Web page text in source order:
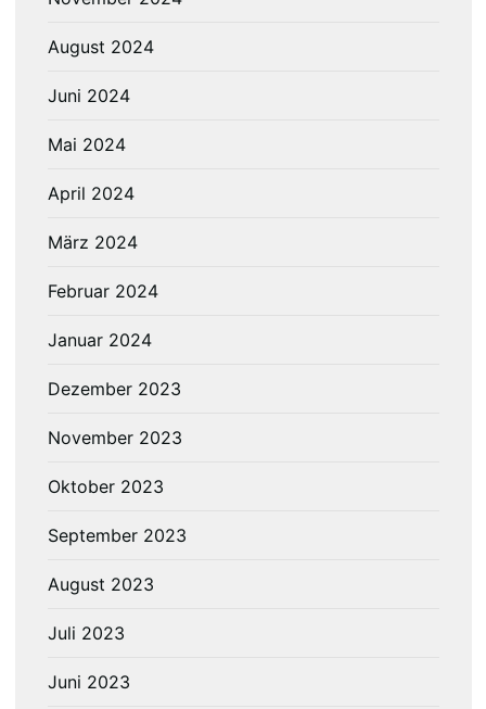
August 2024
Juni 2024
Mai 2024
April 2024
März 2024
Februar 2024
Januar 2024
Dezember 2023
November 2023
Oktober 2023
September 2023
August 2023
Juli 2023
Juni 2023